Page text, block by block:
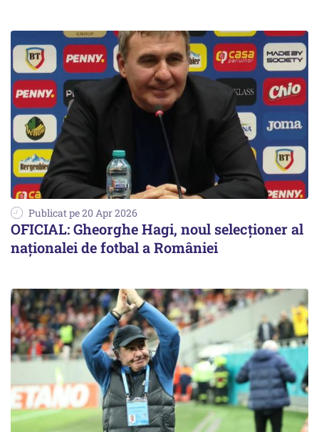
Publicat pe 20 Apr 2026
OFICIAL: Gheorghe Hagi, noul selecționer al
naționalei de fotbal a României